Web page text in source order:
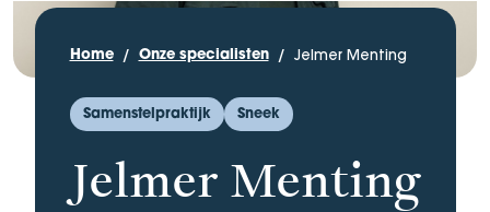
Home Onze specialisten Jelmer Menting
Samenstelpraktijk Sneek
Jelmer Menting